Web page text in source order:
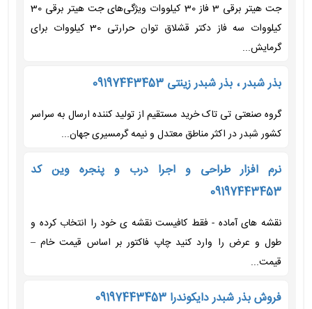
جت هیتر برقی 3 فاز 30 کیلووات ویژگی‌های جت هیتر برقی 30
کیلووات سه فاز دکتر قشلاق توان حرارتی 30 کیلووات برای
گرمایش...
بذر شبدر ، بذر شبدر زینتی 09197443453
گروه صنعتی تی تاک خرید مستقیم از تولید کننده ارسال به سراسر
کشور شبدر در اکثر مناطق معتدل و نیمه گرمسیری جهان...
نرم افزار طراحی و اجرا درب و پنجره وین کد
09197443453
نقشه های آماده - فقط کافیست نقشه ی خود را انتخاب کرده و
طول و عرض را وارد کنید چاپ فاکتور بر اساس قیمت خام –
قیمت...
فروش بذر شبدر دایکوندرا 09197443453